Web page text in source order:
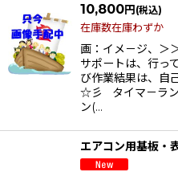
10,800円 (税込)
在庫数在庫わずか
画：イメ－ジ、＞
サポートは、行っ
び作業結果は、自
☆彡 タイマ－ラン
ン(…
エアコン用基板・